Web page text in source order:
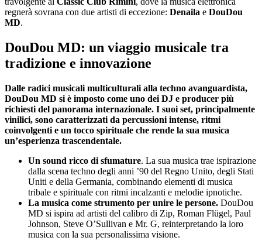
regnerà sovrana con due artisti di eccezione: Denaila e DouDou
MD.
DouDou MD: un viaggio musicale tra
tradizione e innovazione
Dalle radici musicali multiculturali alla techno avanguardista,
DouDou MD si è imposto come uno dei DJ e producer più
richiesti del panorama internazionale. I suoi set, principalmente
vinilici, sono caratterizzati da percussioni intense, ritmi
coinvolgenti e un tocco spirituale che rende la sua musica
un’esperienza trascendentale.
Un sound ricco di sfumature. La sua musica trae ispirazione
dalla scena techno degli anni ’90 del Regno Unito, degli Stati
Uniti e della Germania, combinando elementi di musica
tribale e spirituale con ritmi incalzanti e melodie ipnotiche.
La musica come strumento per unire le persone. DouDou
MD si ispira ad artisti del calibro di Zip, Roman Flügel, Paul
Johnson, Steve O’Sullivan e Mr. G, reinterpretando la loro
musica con la sua personalissima visione.